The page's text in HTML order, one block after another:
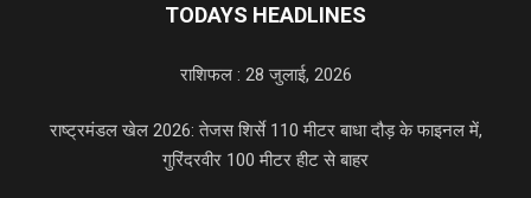
TODAYS HEADLINES
राशिफल : 28 जुलाई, 2026
राष्ट्रमंडल खेल 2026: तेजस शिर्से 110 मीटर बाधा दौड़ के फाइनल में,
गुरिंदरवीर 100 मीटर हीट से बाहर